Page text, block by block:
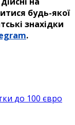
будь-якої
знахідки
.
до 100 євро